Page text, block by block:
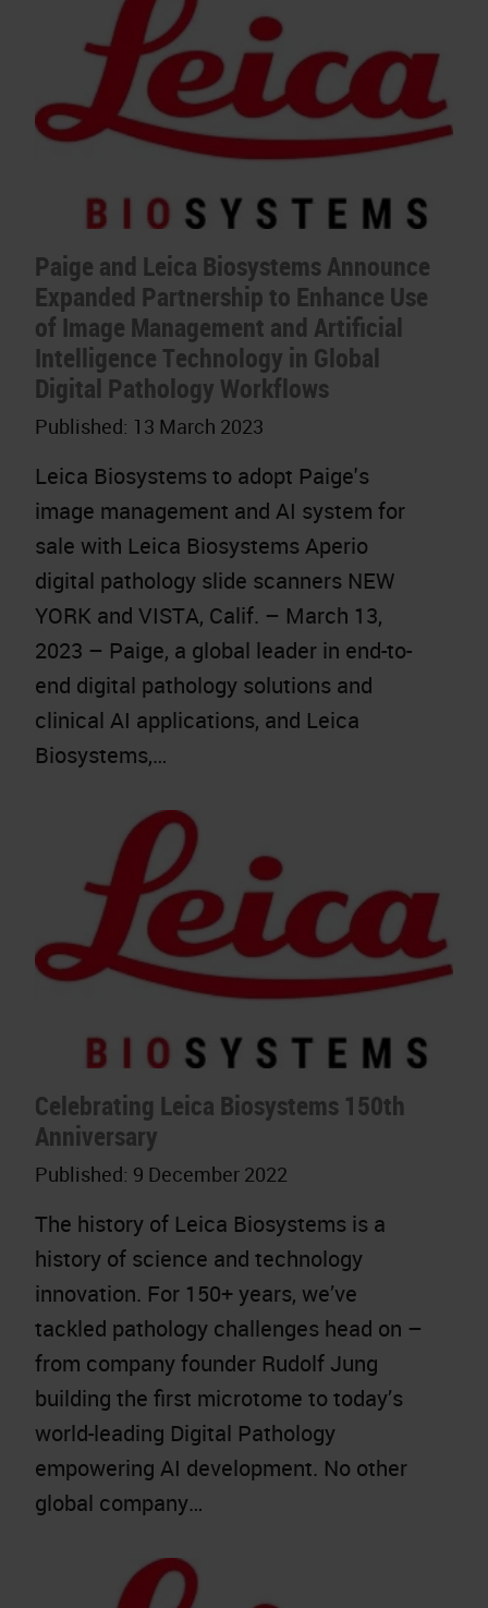
Paige and Leica Biosystems Announce
Expanded Partnership to Enhance Use
of Image Management and Artificial
Intelligence Technology in Global
Digital Pathology Workflows
Published: 13 March 2023
Leica Biosystems to adopt Paige's
image management and AI system for
sale with Leica Biosystems Aperio
digital pathology slide scanners NEW
YORK and VISTA, Calif. – March 13,
2023 – Paige, a global leader in end-to-
end digital pathology solutions and
clinical AI applications, and Leica
Biosystems,…
Celebrating Leica Biosystems 150th
Anniversary
Published: 9 December 2022
The history of Leica Biosystems is a
history of science and technology
innovation. For 150+ years, we’ve
tackled pathology challenges head on –
from company founder Rudolf Jung
building the first microtome to today’s
world-leading Digital Pathology
empowering AI development. No other
global company…